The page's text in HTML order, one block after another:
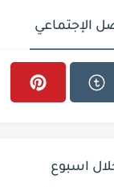
الإجتماعي
خلال اسبوع